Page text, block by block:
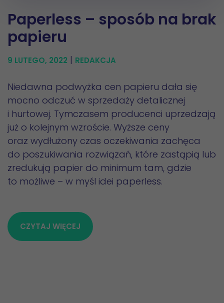
Paperless – sposób na brak
papieru
9 LUTEGO, 2022 | REDAKCJA
Niedawna podwyżka cen papieru dała się
mocno odczuć w sprzedaży detalicznej
i hurtowej. Tymczasem producenci uprzedzają
już o kolejnym wzroście. Wyższe ceny
oraz wydłużony czas oczekiwania zachęca
do poszukiwania rozwiązań, które zastąpią lub
zredukują papier do minimum tam, gdzie
to możliwe – w myśl idei paperless.
CZYTAJ WIĘCEJ